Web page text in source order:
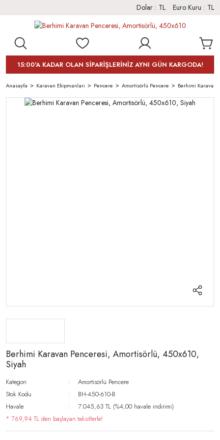
Dolar : TL Euro Kuru : TL
15:00'A KADAR OLAN SİPARİŞLERİNİZ AYNI GÜN KARGODA!
Anasayfa Karavan Ekipmanları Pencere Amortisörlü Pencere Berhimi Karavan
Berhimi Karavan Penceresi, Amortisörlü, 450x610,
Siyah
Kategori
Amortisörlü Pencere
Stok Kodu
BH-450-610-B
Havale
7.045,63 TL (%4,00 havale indirimi)
* 769,94 TL den başlayan taksitlerle!